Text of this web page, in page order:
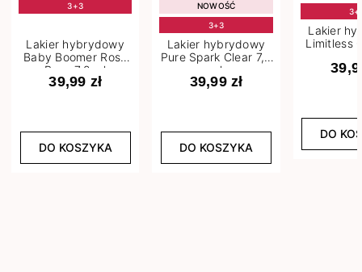
3+3
Lakier hybrydowy
Baby Boomer Rose
Base 7,2 ml
39,99 zł
DO KOSZYKA
NOWOŚĆ
3+3
Lakier hybrydowy
Pure Spark Clear 7,2
ml
39,99 zł
DO KOSZYKA
Lakier
Limitless
DO